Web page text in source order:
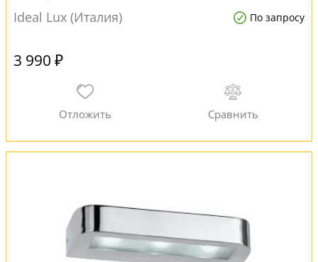
Ideal Lux (Италия)
По запросу
3 990 ₽